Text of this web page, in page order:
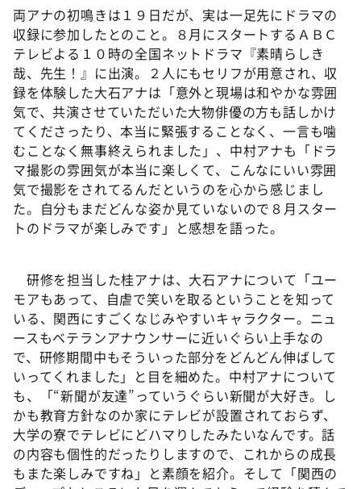
両アナの初鳴きは１９日だが、実は一足先にドラマの
収録に参加したとのこと。８月にスタートするＡＢＣ
テレビよる１０時の全国ネットドラマ『素晴らしき
哉、先生！』に出演。２人にもセリフが用意され、収
録を体験した大石アナは「意外と現場は和やかな雰囲
気で、共演させていただいた大物俳優の方も話しかけ
てくださったり、本当に緊張することなく、一言も噛
むことなく無事終えられました」、中村アナも「ドラ
マ撮影の雰囲気が本当に楽しくて、こんなにいい雰囲
気で撮影をされてるんだというのを心から感じまし
た。自分もまだどんな姿か見ていないので８月スター
トのドラマが楽しみです」と感想を語った。
研修を担当した桂アナは、大石アナについて「ユー
モアもあって、自虐で笑いを取るということを知って
いる、関西にすごくなじみやすいキャラクター。ニュ
ースもベテランアナウンサーに近いぐらい上手なの
で、研修期間中もそういった部分をどんどん伸ばして
いってくれました」と目を細めた。中村アナについて
も、「“新聞が友達”っていうぐらい新聞が大好き。し
かも教育方針なのか家にテレビが設置されておらず、
大学の寮でテレビにどハマりしたみたいなんです。話
の内容も個性的だったりしますので、これからの成長
もまた楽しみですね」と素顔を紹介。そして「関西の